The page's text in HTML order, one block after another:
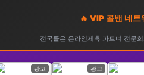
🔥 VIP 콜밴 네트
전국콜은 온라인제휴 파트너 전문
광고 광고